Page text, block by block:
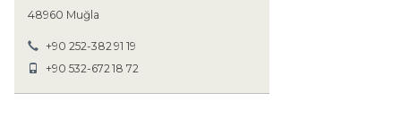
48960 Muğla
+90 252-382 91 19
+90 532-672 18 72